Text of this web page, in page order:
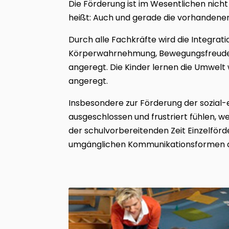
Die Förderung ist im Wesentlichen
heißt: Auch und gerade die
Durch alle Fachkräfte wird die
Körperwahrnehmung,
angeregt. Die Kinder lernen die
angeregt.
Insbesondere zur Förderung der
ausgeschlossen und frustriert fühlen,
der schulvorbereitenden Zeit
umgänglichen Kommunikationsformen